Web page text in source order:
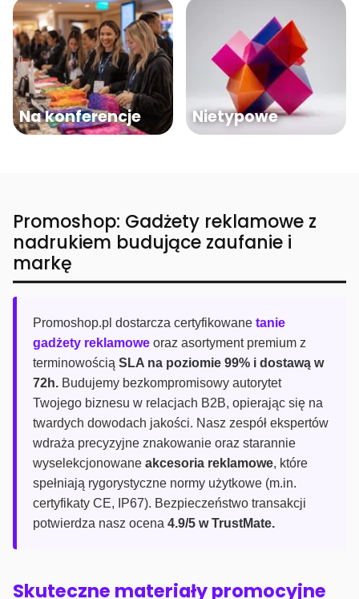
Na konferencje Nietypowe
Promoshop: Gadżety reklamowe z
nadrukiem budujące zaufanie i
markę
Promoshop.pl dostarcza certyfikowane tanie
gadżety reklamowe oraz asortyment premium z
terminowością SLA na poziomie 99% i dostawą w
72h. Budujemy bezkompromisowy autorytet
Twojego biznesu w relacjach B2B, opierając się na
twardych dowodach jakości. Nasz zespół ekspertów
wdraża precyzyjne znakowanie oraz starannie
wyselekcjonowane akcesoria reklamowe, które
spełniają rygorystyczne normy użytkowe (m.in.
certyfikaty CE, IP67). Bezpieczeństwo transakcji
potwierdza nasz ocena 4.9/5 w TrustMate.
Skuteczne materiały promocyjne